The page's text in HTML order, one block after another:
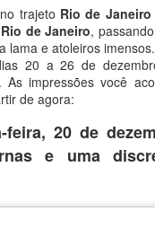
trajeto Rio de
de Janeiro,
lama e atoleiros
20 a 26 de
As impressões você
de agora:
feira, 20 de
e uma